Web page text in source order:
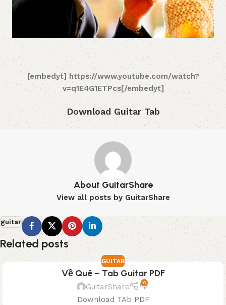
[embedyt] https://www.youtube.com/watch?
v=q1E4G1ETPcs[/embedyt]
Download Guitar Tab
About GuitarShare
View all posts by GuitarShare
guitar
Related posts
GUITAR
Về Quê – Tab Guitar PDF
GuitarShare 0
Download TAb PDF